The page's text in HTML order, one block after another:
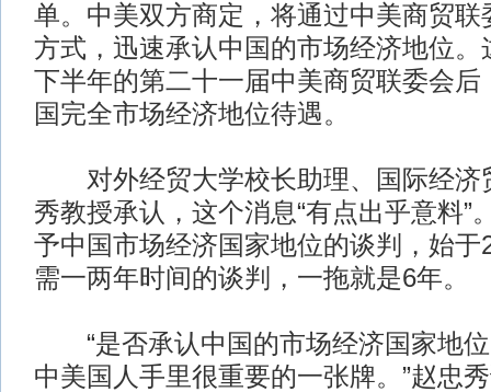
单。中美双方商定，将通过中美商贸联
方式，迅速承认中国的市场经济地位。
下半年的第二十一届中美商贸联委会后
国完全市场经济地位待遇。
对外经贸大学校长助理、国际经济
秀教授承认，这个消息“有点出乎意料”
予中国市场经济国家地位的谈判，始于
需一两年时间的谈判，一拖就是6年。
“是否承认中国的市场经济国家地位
中美国人手里很重要的一张牌。”赵忠